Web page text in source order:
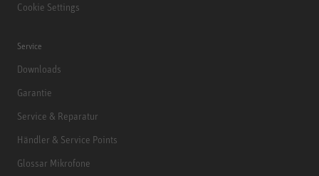
Cookie Settings
Service
Downloads
Garantie
Service & Reparatur
Händler & Service Points
Glossar Mikrofone